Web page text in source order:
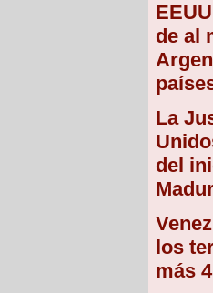
de al
La
del
los
más